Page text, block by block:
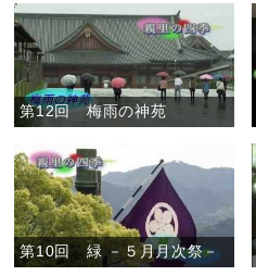
第12回 梅雨の神苑
第10回 緑 －５月月次祭－